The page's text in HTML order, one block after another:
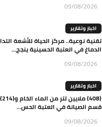
09/08/2026
اخبار وتقارير
تقنية نوعية.. مركز الحياة للأشعة
الدماغ في العتبة الحسينية ينجح...
09/08/2026
اخبار وتقارير
قسم الصيانة في العتبة الحس...
09/08/2026